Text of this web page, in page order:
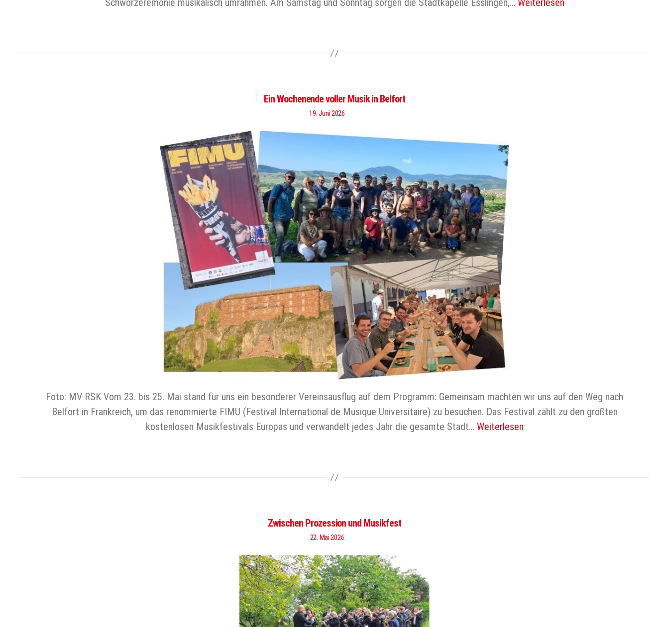
Schwörzeremonie musikalisch umrahmen. Am Samstag und Sonntag sorgen die Stadtkapelle Esslingen,… Weiterlesen
Ein Wochenende voller Musik in Belfort
19. Juni 2026
Foto: MV RSK Vom 23. bis 25. Mai stand für uns ein besonderer Vereinsausflug auf dem Programm: Gemeinsam machten wir uns auf den Weg nach
Belfort in Frankreich, um das renommierte FIMU (Festival International de Musique Universitaire) zu besuchen. Das Festival zählt zu den größten
kostenlosen Musikfestivals Europas und verwandelt jedes Jahr die gesamte Stadt… Weiterlesen
Zwischen Prozession und Musikfest
22. Mai 2026